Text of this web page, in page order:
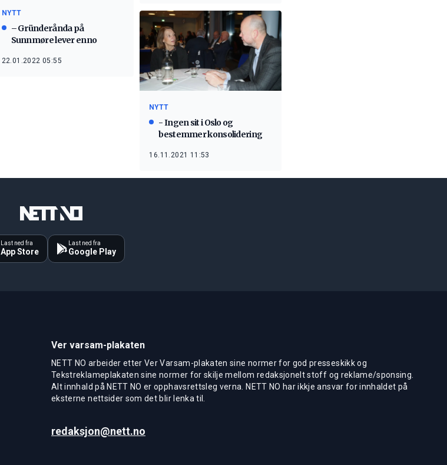
NYTT
– Gründerånda på
Sunnmøre lever enno
22.01.2022 05:55
NYTT
- Ingen sit i Oslo og
bestemmer konsolidering
16.11.2021 11:53
Last ned fra
App Store
Last ned fra
Google Play
Ver varsam-plakaten
NETT NO arbeider etter Ver Varsam-plakaten sine normer for god presseskikk og
Tekstreklameplakaten sine normer for skilje mellom redaksjonelt stoff og reklame/sponsing.
Alt innhald på NETT NO er opphavsrettsleg verna. NETT NO har ikkje ansvar for innhaldet på
eksterne nettsider som det blir lenka til.
redaksjon@nett.no